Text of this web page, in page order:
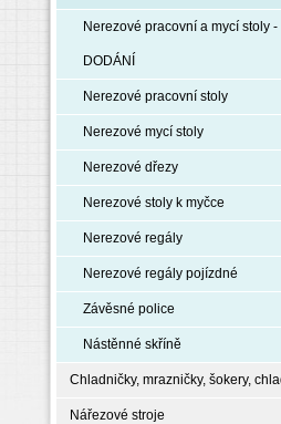
Nerezové pracovní a mycí stoly -
DODÁNÍ
Nerezové pracovní stoly
Nerezové mycí stoly
Nerezové dřezy
Nerezové stoly k myčce
Nerezové regály
Nerezové regály pojízdné
Závěsné police
Nástěnné skříně
Chladničky, mrazničky, šokery,
Nářezové stroje